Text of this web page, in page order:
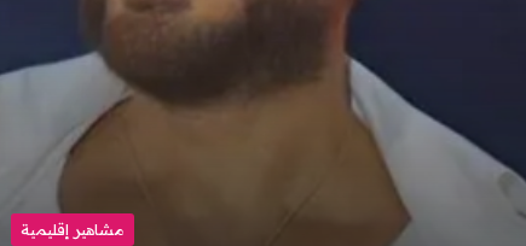
مشاهير إقليمية